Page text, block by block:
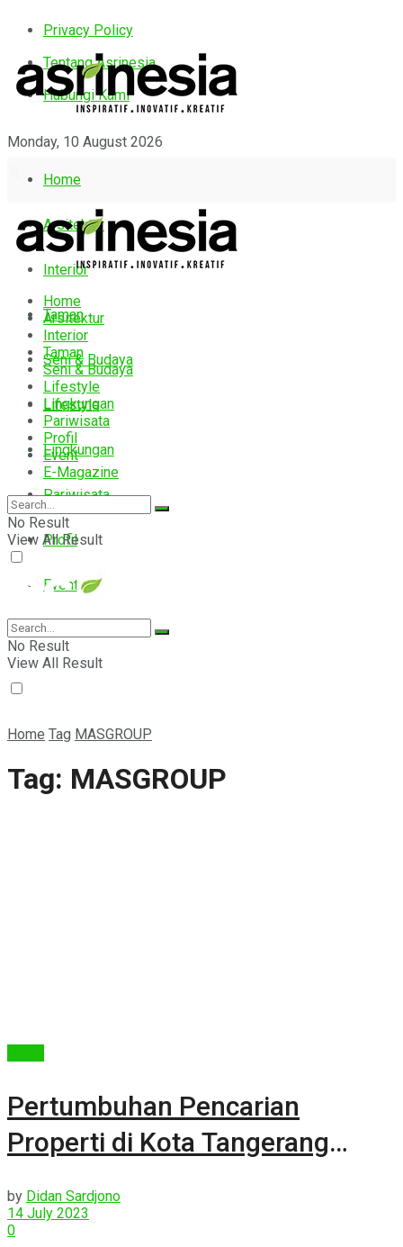
Privacy Policy
Tentang Asrinesia
Hubungi Kami
Monday, 10 August 2026
Home
Arsitektur
Interior
Taman
Seni & Budaya
Lifestyle
Lingkungan
Pariwisata
Profil
Event
E-Magazine
Home
Arsitektur
Interior
Taman
Seni & Budaya
Lifestyle
Lingkungan
Pariwisata
Profil
Event
E-Magazine
No Result
View All Result
No Result
View All Result
Home Tag MASGROUP
Tag: MASGROUP
Pertumbuhan Pencarian
Properti di Kota Tangerang
by Didan Sardjono
14 July 2023
0